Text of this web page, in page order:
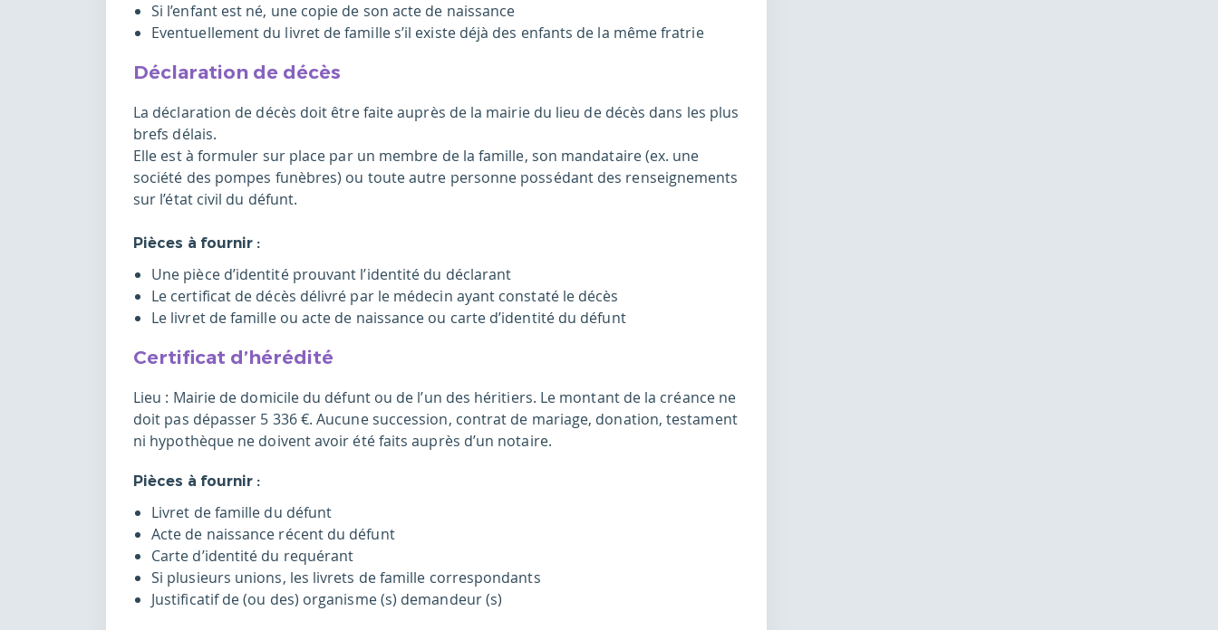
Si l’enfant est né, une copie de son acte de naissance
Eventuellement du livret de famille s’il existe déjà des enfants de la même fratrie
Déclaration de décès
La déclaration de décès doit être faite auprès de la mairie du lieu de décès dans les plus
brefs délais.
Elle est à formuler sur place par un membre de la famille, son mandataire (ex. une
société des pompes funèbres) ou toute autre personne possédant des renseignements
sur l’état civil du défunt.
Pièces à fournir :
Une pièce d’identité prouvant l’identité du déclarant
Le certificat de décès délivré par le médecin ayant constaté le décès
Le livret de famille ou acte de naissance ou carte d’identité du défunt
Certificat d’hérédité
Lieu : Mairie de domicile du défunt ou de l’un des héritiers. Le montant de la créance ne
doit pas dépasser 5 336 €. Aucune succession, contrat de mariage, donation, testament
ni hypothèque ne doivent avoir été faits auprès d’un notaire.
Pièces à fournir :
Livret de famille du défunt
Acte de naissance récent du défunt
Carte d’identité du requérant
Si plusieurs unions, les livrets de famille correspondants
Justificatif de (ou des) organisme (s) demandeur (s)